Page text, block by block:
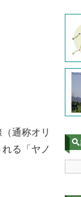
通称オリ
る「ヤノ